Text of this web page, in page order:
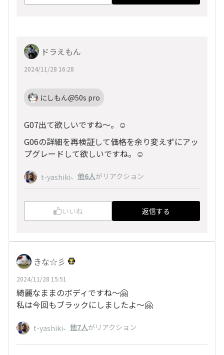
ドラえもん
2024/11/28 16:28
にしもん@50s pro
G07出て欲しいですね〜。☺️
G06の詳細を再検証して価格を余り変えずにアッ
プグレードして欲しいですね。☺️
t-yashiki、 他6人がリアクション
いいね 返信する
きな☆彡
2024/11/28 15:51
綺麗なままのボディですね〜🤗
私は今回もブラックにしましたよ～🤗
t-yashiki、 他7人がリアクション